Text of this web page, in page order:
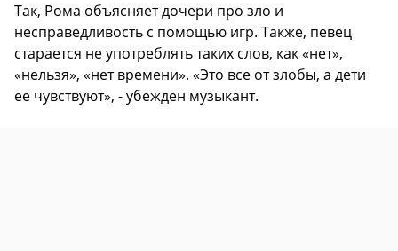
Так, Рома объясняет дочери про зло и
несправедливость с помощью игр. Также, певец
старается не употреблять таких слов, как «нет»,
«нельзя», «нет времени». «Это все от злобы, а дети
ее чувствуют», - убежден музыкант.